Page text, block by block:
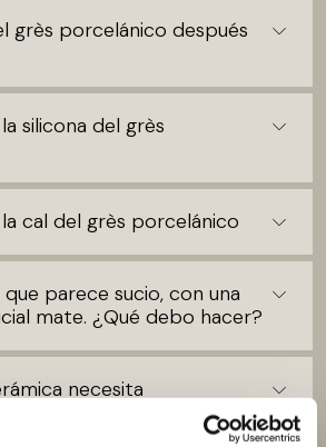
grès porcelánico después
silicona del grès
cal del grès porcelánico
que parece sucio, con una
mate. ¿Qué debo hacer?
necesita